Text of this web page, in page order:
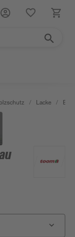
/ Lacke /